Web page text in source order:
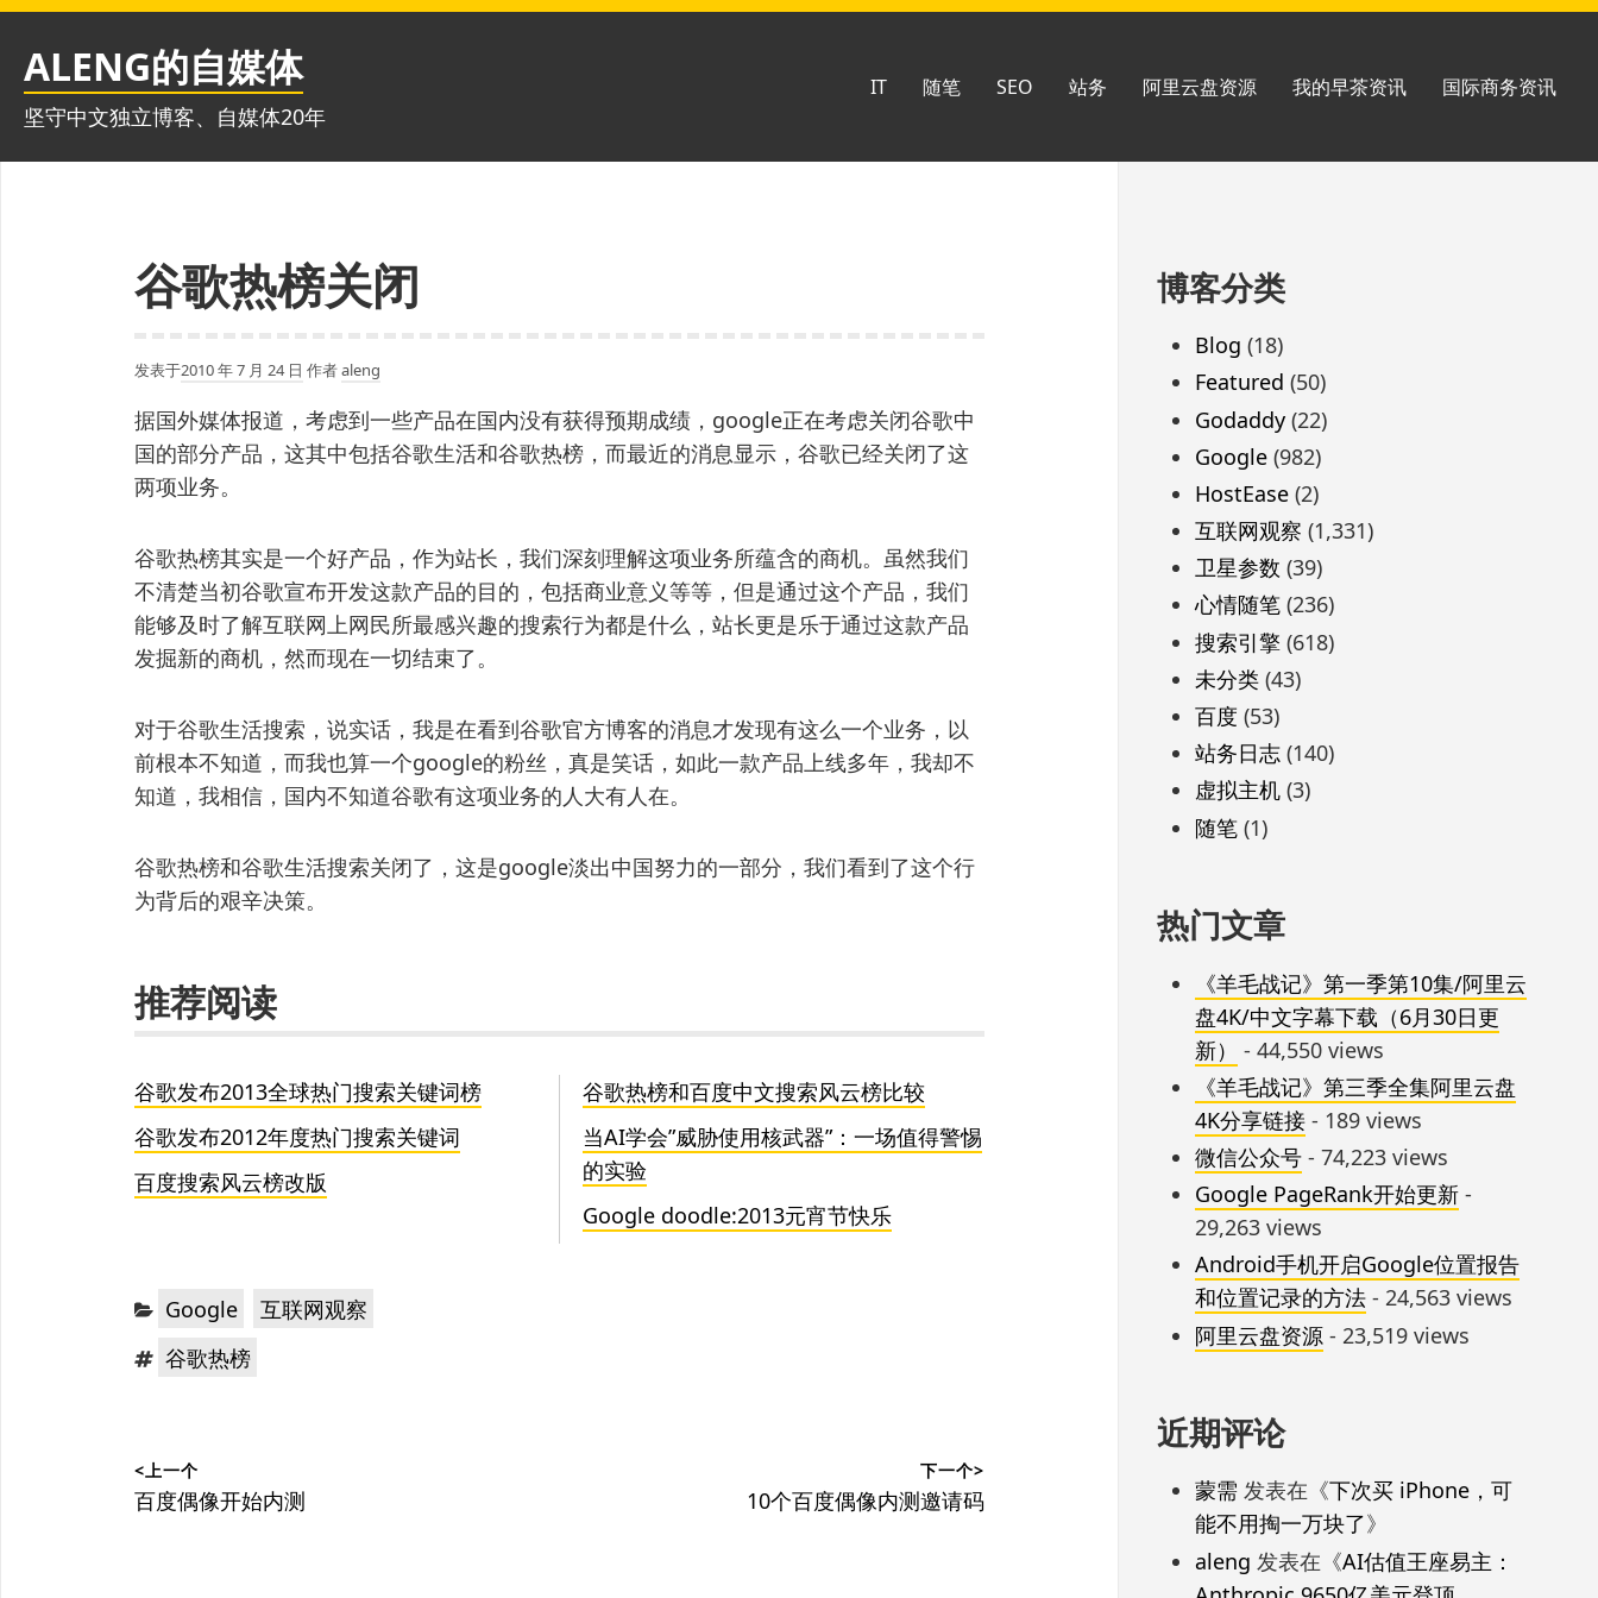
跳
ALENG的自媒体
坚守中文独立博客、自媒体20年
IT 随笔 SEO 站务 阿里云盘资源 我的早茶资讯 国际商务资讯
谷歌热榜关闭
发表于2010 年 7 月 24 日 作者aleng
据国外媒体报道，考虑到一些产品在国内没有获得预期成绩，google正在考虑关闭谷歌中
国的部分产品，这其中包括谷歌生活和谷歌热榜，而最近的消息显示，谷歌已经关闭了这
两项业务。
谷歌热榜其实是一个好产品，作为站长，我们深刻理解这项业务所蕴含的商机。虽然我们
不清楚当初谷歌宣布开发这款产品的目的，包括商业意义等等，但是通过这个产品，我们
能够及时了解互联网上网民所最感兴趣的搜索行为都是什么，站长更是乐于通过这款产品
发掘新的商机，然而现在一切结束了。
对于谷歌生活搜索，说实话，我是在看到谷歌官方博客的消息才发现有这么一个业务，以
前根本不知道，而我也算一个google的粉丝，真是笑话，如此一款产品上线多年，我却不
知道，我相信，国内不知道谷歌有这项业务的人大有人在。
谷歌热榜和谷歌生活搜索关闭了，这是google淡出中国努力的一部分，我们看到了这个行
为背后的艰辛决策。
推荐阅读
谷歌发布2013全球热门搜索关键词榜
谷歌发布2012年度热门搜索关键词
百度搜索风云榜改版
谷歌热榜和百度中文搜索风云榜比较
当AI学会”威胁使用核武器”：一场值得警惕
的实验
Google doodle:2013元宵节快乐
分 Google ，
互联网观察
标 谷歌热榜
章
<上一个
上
百度偶像开始内测
下一个>
下
10个百度偶像内测邀请码
至
脚
博客分类
Blog (18)
Featured (50)
Godaddy(22)
Google(982)
HostEase(2)
互联网观察 (1,331)
卫星参数 (39)
心情随笔(236)
搜索引擎 (618)
未分类(43)
百度 (53)
站务日志(140)
虚拟主机(3)
随笔(1)
热门文章
《羊毛战记》第一季第10集/阿里云
盘4K/中文字幕下载（6月30日更
新）
- 44,550 views
《羊毛战记》第三季全集阿里云盘
4K分享链接- 189 views
微信公众号- 74,223 views
Google PageRank开始更新-
29,263 views
Android手机开启Google位置报告
和位置记录的方法- 24,563 views
阿里云盘资源- 23,519 views
近期评论
蒙需发表在《下次买 iPhone，可
能不用掏一万块了》
aleng 发表在《AI估值王座易主：